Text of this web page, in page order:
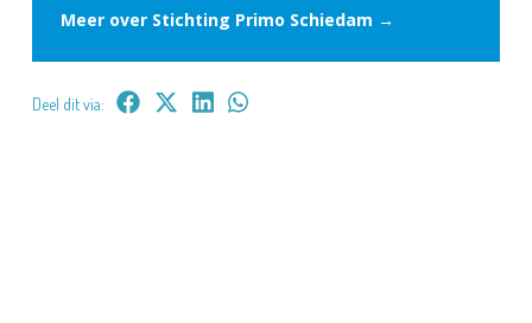
Meer over Stichting Primo Schiedam →
Deel dit via: